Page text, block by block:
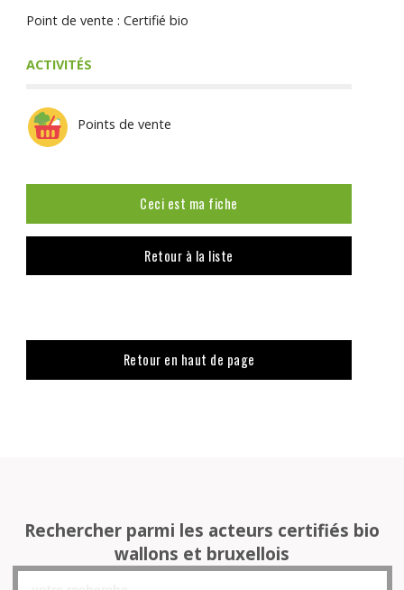
Point de vente : Certifié bio
ACTIVITÉS
Points de vente
Ceci est ma fiche
Retour à la liste
Retour en haut de page
Rechercher parmi les acteurs certifiés bio
wallons et bruxellois